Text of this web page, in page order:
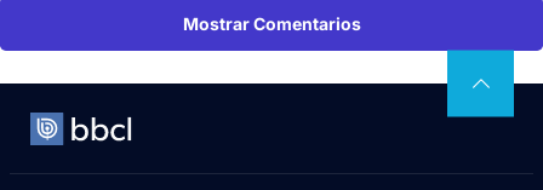
Mostrar Comentarios